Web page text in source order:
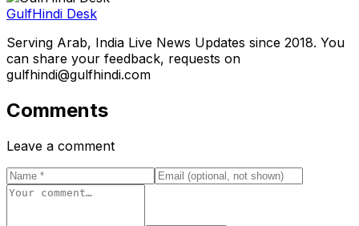
GulfHindi Desk
Serving Arab, India Live News Updates since 2018. You
can share your feedback, requests on
gulfhindi@gulfhindi.com
Comments
Leave a comment